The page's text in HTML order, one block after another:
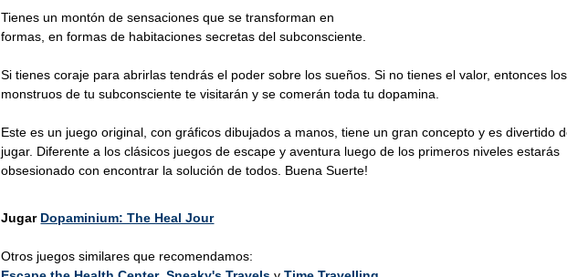
Tienes un montón de sensaciones que se transforman en
formas, en formas de habitaciones secretas del subconsciente.
Si tienes coraje para abrirlas tendrás el poder sobre los sueños. Si no tienes el valor, entonces los
monstruos de tu subconsciente te visitarán y se comerán toda tu dopamina.
Este es un juego original, con gráficos dibujados a manos, tiene un gran concepto y es divertido
jugar. Diferente a los clásicos juegos de escape y aventura luego de los primeros niveles estarás
obsesionado con encontrar la solución de todos. Buena Suerte!
Jugar Dopaminium: The Heal Jour
Otros juegos similares que recomendamos: